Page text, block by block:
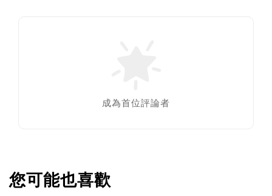
成為首位評論者
您可能也喜歡